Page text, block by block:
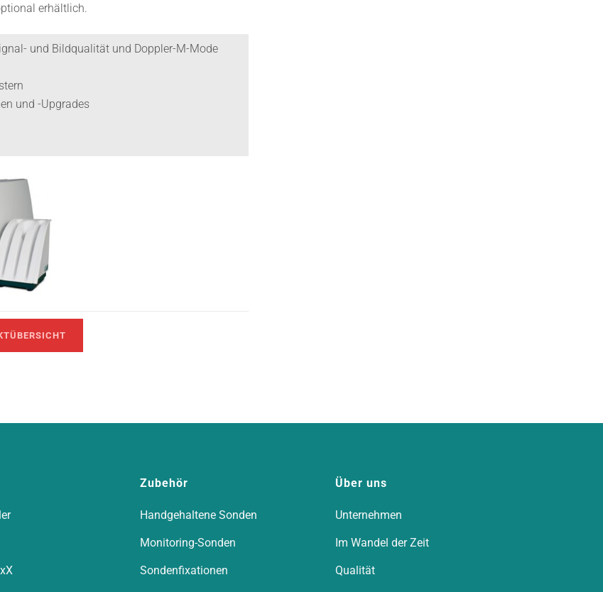
erhältlich.
und Bildqualität und Doppler-M-Mode
und -Upgrades
Zubehör
Handgehaltene Sonden
Monitoring-Sonden
Sondenfixationen
Über uns
Unternehmen
Im Wandel der Zeit
Qualität